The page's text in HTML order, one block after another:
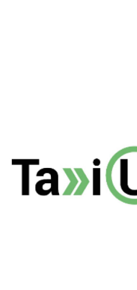
april 13,
Taxi